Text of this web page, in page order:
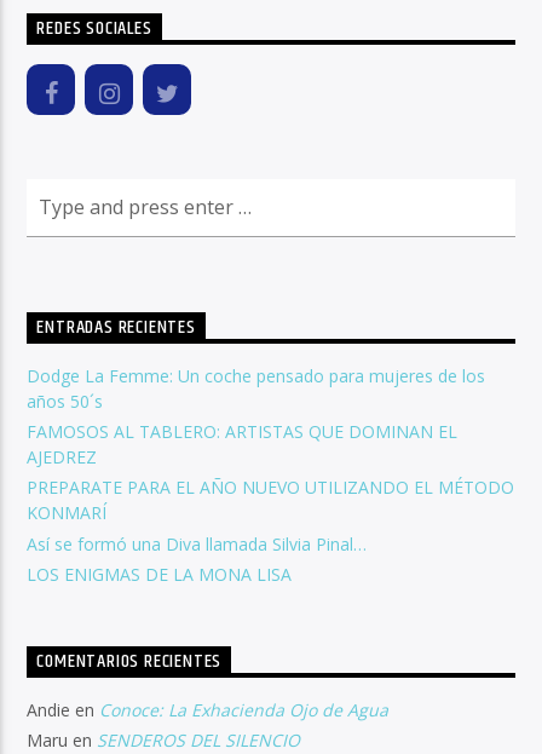
REDES SOCIALES
ENTRADAS RECIENTES
Dodge La Femme: Un coche pensado para mujeres de los
años 50´s
FAMOSOS AL TABLERO: ARTISTAS QUE DOMINAN EL
AJEDREZ
PREPARATE PARA EL AÑO NUEVO UTILIZANDO EL MÉTODO
KONMARÍ
Así se formó una Diva llamada Silvia Pinal…
LOS ENIGMAS DE LA MONA LISA
COMENTARIOS RECIENTES
Andie en Conoce: La Exhacienda Ojo de Agua
Maru en SENDEROS DEL SILENCIO